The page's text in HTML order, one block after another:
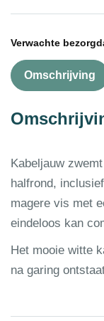
Verwachte
Omschrijving
Kabeljauw
halfrond,
magere vis met
eindeloos kan
Het mooie witte
na garing